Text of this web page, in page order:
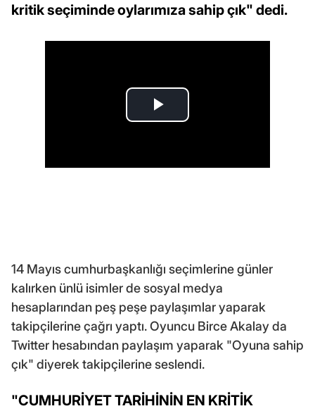
kritik seçiminde oylarımıza sahip çık" dedi.
14 Mayıs cumhurbaşkanlığı seçimlerine günler
kalırken ünlü isimler de sosyal medya
hesaplarından peş peşe paylaşımlar yaparak
takipçilerine çağrı yaptı. Oyuncu Birce Akalay da
Twitter hesabından paylaşım yaparak "Oyuna sahip
çık" diyerek takipçilerine seslendi.
"CUMHURİYET TARİHİNİN EN KRİTİK